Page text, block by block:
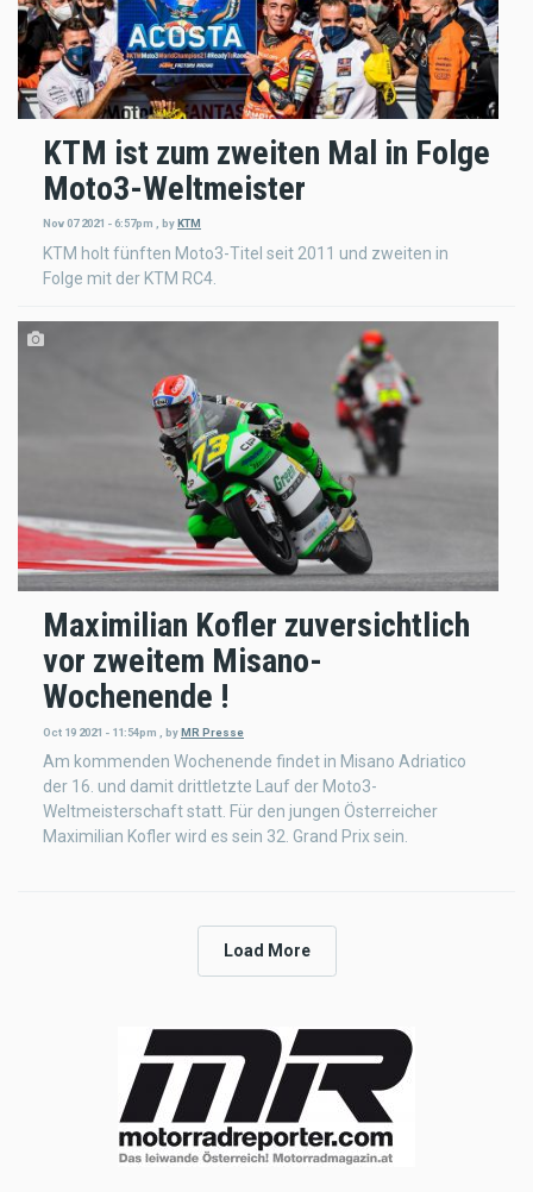
KTM ist zum zweiten Mal in Folge
Moto3-Weltmeister
Nov 07 2021 - 6:57pm , by KTM
KTM holt fünften Moto3-Titel seit 2011 und zweiten in
Folge mit der KTM RC4.
Maximilian Kofler zuversichtlich
vor zweitem Misano-
Wochenende !
Oct 19 2021 - 11:54pm byMR Presse
Am kommenden Wochenende findet in Misano Adriatico
der 16. und damit drittletzte Lauf der Moto3-
Weltmeisterschaft statt. Für den jungen Österreicher
Maximilian Kofler wird es sein 32. Grand Prix sein.
Load More